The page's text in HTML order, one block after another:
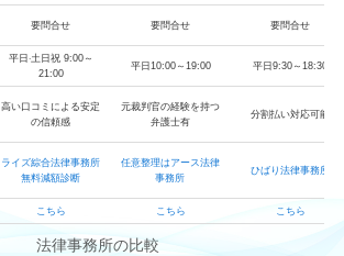
要問合せ 要問合せ 要問合せ
平日‧土日祝 9:00～
21:00
平日10:00～19:00 平日9:30～18:30
高い口コミによる安定
の信頼感
元裁判官の経験を持つ
弁護士有
分割払い対応可能
ライズ綜合法律事務所
無料減額診断
任意整理はアース法律
事務所
ひばり法律事務所
こちら こちら こちら
法律事務所の比較